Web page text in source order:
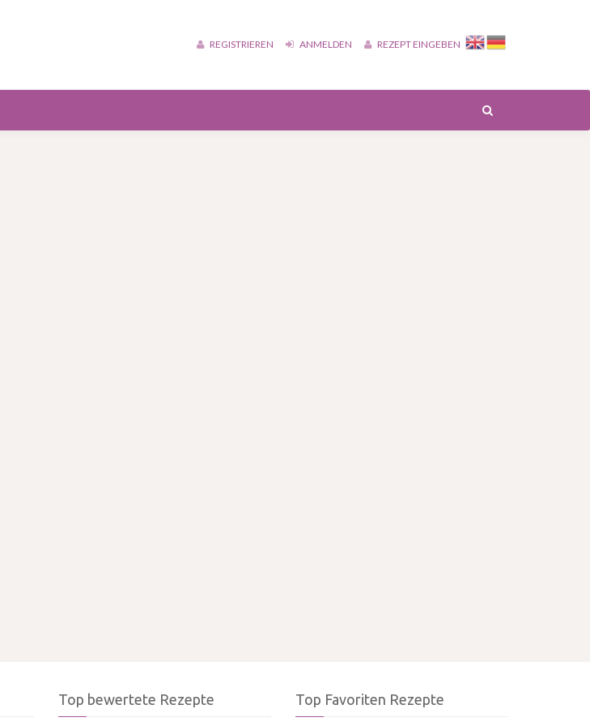
REGISTRIEREN ANMELDEN REZEPT EINGEBEN
Top bewertete Rezepte Top Favoriten Rezepte